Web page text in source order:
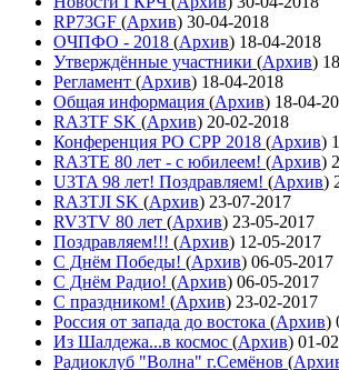
RP73GF (Архив) 30-04-2018
ОЧПФО - 2018 (Архив) 18-04-2018
Утверждённые участники (Архив)
Регламент (Архив) 18-04-2018
Общая информация (Архив) 18-04-
RA3TF SK (Архив) 20-02-2018
Конференция РО СРР 2018 (Архив)
RA3TE 80 лет - с юбилеем! (Архив)
U3TA 98 лет! Поздравляем! (Архив)
RA3TJI SK (Архив) 23-07-2017
RV3TV 80 лет (Архив) 23-05-2017
Поздравляем!!! (Архив) 12-05-2017
С Днём Победы! (Архив) 06-05-2017
С Днём Радио! (Архив) 06-05-2017
С праздником! (Архив) 23-02-2017
Россия от запада до востока (Архив)
Из Шалдежа...в космос (Архив) 01-
Радиоклуб "Волна" г.Семёнов (